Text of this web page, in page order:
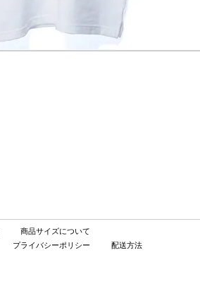
商品サイズについて
プライバシーポリシー 配送方法